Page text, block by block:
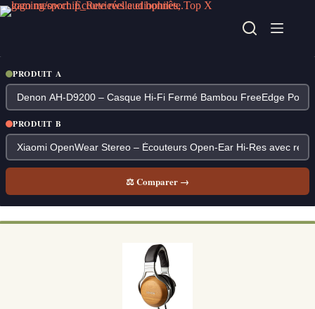
Passer
au
PRODUIT A
PRODUIT B
⚖ Comparer →